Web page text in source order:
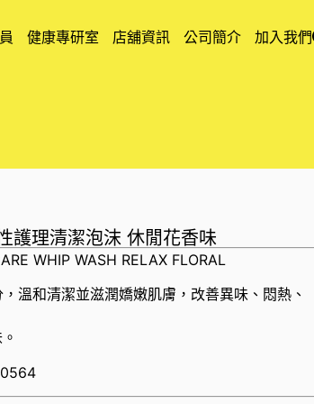
健康專研室 店舖資訊 公司簡介 加入我們
護理清潔泡沫 休閒花香味
WHIP WASH RELAX FLORAL
溫和清潔並滋潤嬌嫩肌膚，改善異味、悶熱、